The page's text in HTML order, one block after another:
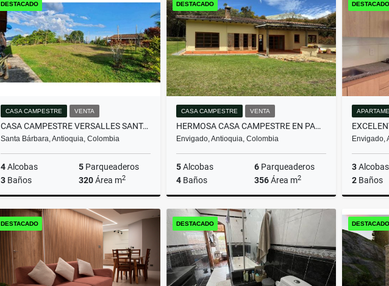
$2.000.000.000
DESTACADO
CASA CAMPESTRE VENTA
CASA CAMPESTRE VERSALLES SANTA BARBARA
Santa Bárbara, Antioquia, Colombia
4Alcobas 5 Parqueaderos
3 Baños 320Área m2
Venta
$465.000.000
DESTACADO
CASA CAMPESTRE VENTA
HERMOSA CASA CAMPESTRE EN PANTANILLO ENVIGADO
Envigado, Antioquia, Colombia
5Alcobas 6 Parqueaderos
4 Baños 356Área m2
Venta
$1.980.000.000
DESTACADO
Envigado,
3Alcobas
2 Baños
DESTACADO DESTACADO DESTACADO